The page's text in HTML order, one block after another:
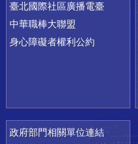
臺北國際社區廣播電臺
中華職棒大聯盟
身心障礙者權利公約
政府部門相關單位連結